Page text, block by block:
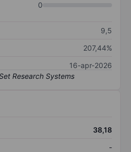
0
9,5
207,44%
16-apr-2026
38,18
-